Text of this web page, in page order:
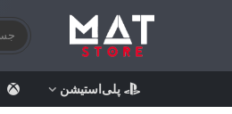
پلی‌استیشن